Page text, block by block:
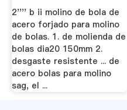
2'''' b ii molino de bola de
acero forjado para molino
de bolas. 1. de molienda de
bolas dia20 150mm 2.
desgaste resistente ... de
acero bolas para molino
sag, el ...